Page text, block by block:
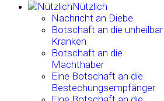
Nützlich
Nachricht an Diebe
Botschaft an die unheilbar
Kranken
Botschaft an die
Machthaber
Eine Botschaft an die
Bestechungsempfänger